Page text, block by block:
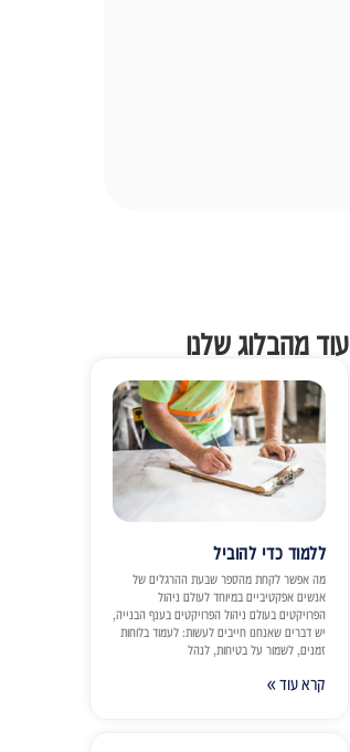
עוד מהבלוג שלנו
ללמוד כדי להוביל
מה אפשר לקחת מהספר שבעת ההרגלים של
אנשים אפקטיביים במיוחד לעולם ניהול
הפרויקטים בעולם ניהול הפרויקטים בענף הבנייה,
יש דברים שאנחנו חייבים לעשות: לעמוד בלוחות
זמנים, לשמור על בטיחות, לנהל
קרא עוד »